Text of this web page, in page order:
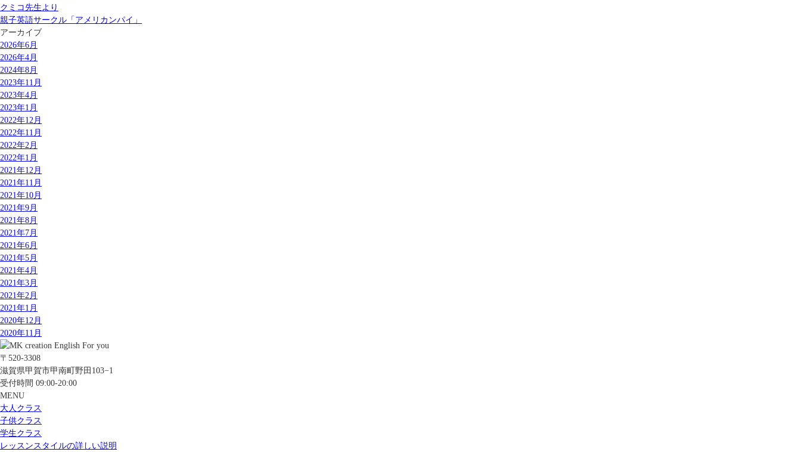
クミコ先生より
親子英語サークル「アメリカンパイ」
アーカイブ
2026年6月
2026年4月
2024年8月
2023年11月
2023年4月
2023年1月
2022年12月
2022年11月
2022年2月
2022年1月
2021年12月
2021年11月
2021年10月
2021年9月
2021年8月
2021年7月
2021年6月
2021年5月
2021年4月
2021年3月
2021年2月
2021年1月
2020年12月
2020年11月
〒520-3308
滋賀県甲賀市甲南町野田103−1
受付時間 09:00-20:00
MENU
大人クラス
子供クラス
学生クラス
レッスンスタイルの詳しい説明